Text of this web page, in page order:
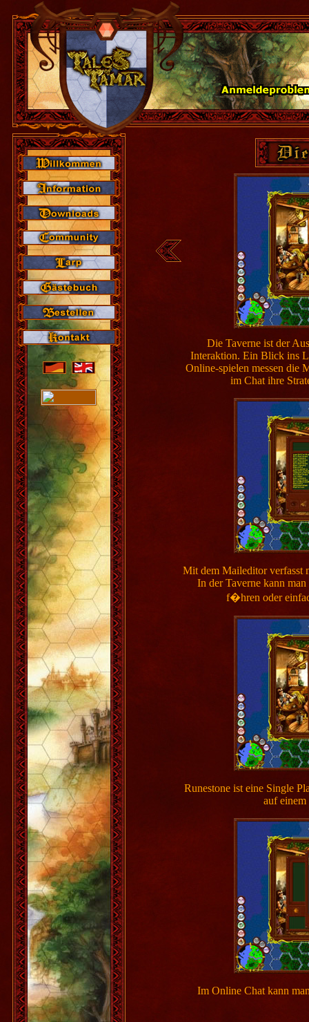
Die Taverne ist der
Interaktion. Ein Blick ins
Online-spielen messen die
im Chat ihre
Mit dem Maileditor verfasst
In der Taverne kann
f�hren oder
Runestone ist eine Single
auf
Im Online Chat kann